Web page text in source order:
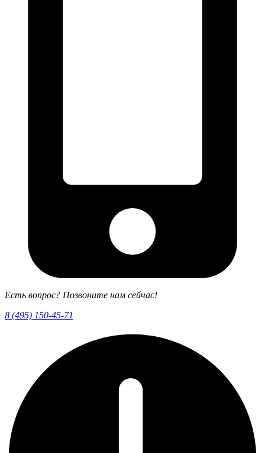
Есть вопрос? Позвоните нам сейчас!
8 (495) 150-45-71